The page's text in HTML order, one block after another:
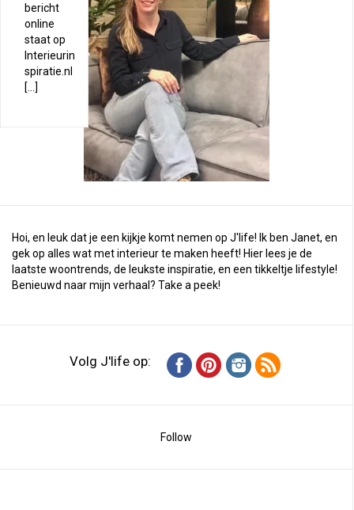
bericht
online
staat op
Interieurin
spiratie.nl
[…]
Hoi, en leuk dat je een kijkje komt nemen op J'life! Ik ben Janet, en
gek op alles wat met interieur te maken heeft! Hier lees je de
laatste woontrends, de leukste inspiratie, en een tikkeltje lifestyle!
Benieuwd naar mijn verhaal? Take a peek!
Volg J'life op:
Follow